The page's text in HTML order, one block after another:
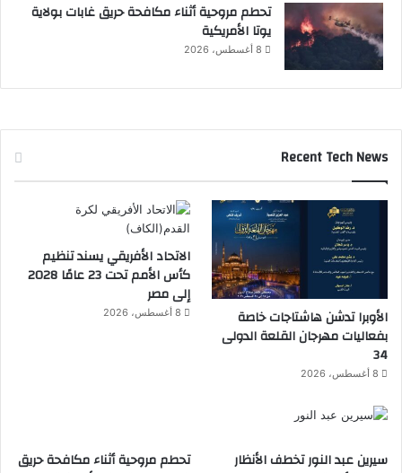
تحطم مروحية أثناء مكافحة حريق غابات بولاية
يوتا الأمريكية
8 أغسطس، 2026
Recent Tech News
الأوبرا تدشن هاشتاجات خاصة
بفعاليات مهرجان القلعة الدولى
34
8 أغسطس، 2026
الاتحاد الأفريقي يسند تنظيم
كأس الأمم تحت 23 عامًا 2028
إلى مصر
8 أغسطس، 2026
سيرين عبد النور تخطف الأنظار
تحطم مروحية أثناء مكافحة حريق